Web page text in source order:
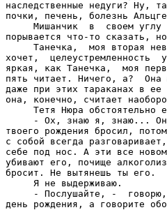
наследственные недуги? Ну,
почки, печень, болезнь
Мишанчик  в  своем углу
порывается что-то сказать,
Танечка,  моя вторая
хочет,  целеустремленность
яркая, как Танечка,  моя
пять читает. Ничего, а?
даже при этих тараканах в
она, конечно, считает
Тетя Нюра обстоятельно
- Ох, знаю я, знаю...
твоего рождения бросил,
с собой всегда
себе под нос. А эти все
убивают его, почище
бросит. Не вытянешь ты его.
     Я не выдерживаю.
- Послушайте, -
день рождения, а говорите